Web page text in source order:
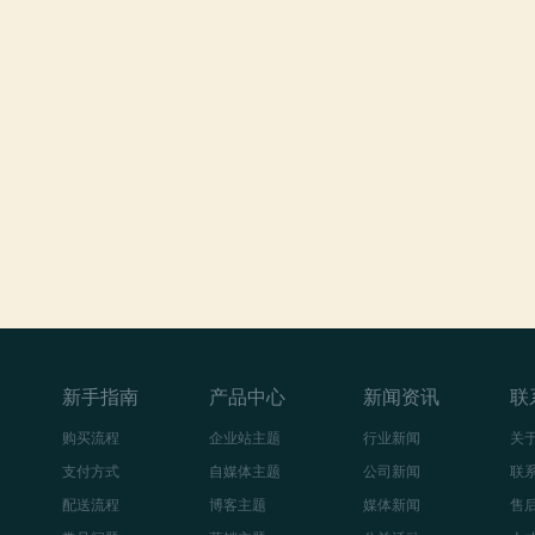
新手指南
购买流程
支付方式
配送流程
产品中心
企业站主题
自媒体主题
博客主题
新闻资讯
行业新闻
公司新闻
媒体新闻
联
关
联
售